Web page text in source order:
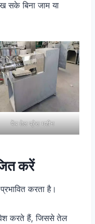
सके बिना जाम या
पेंच तेल प्रेस मशीन
करें
करता है।
करते हैं, जिससे तेल